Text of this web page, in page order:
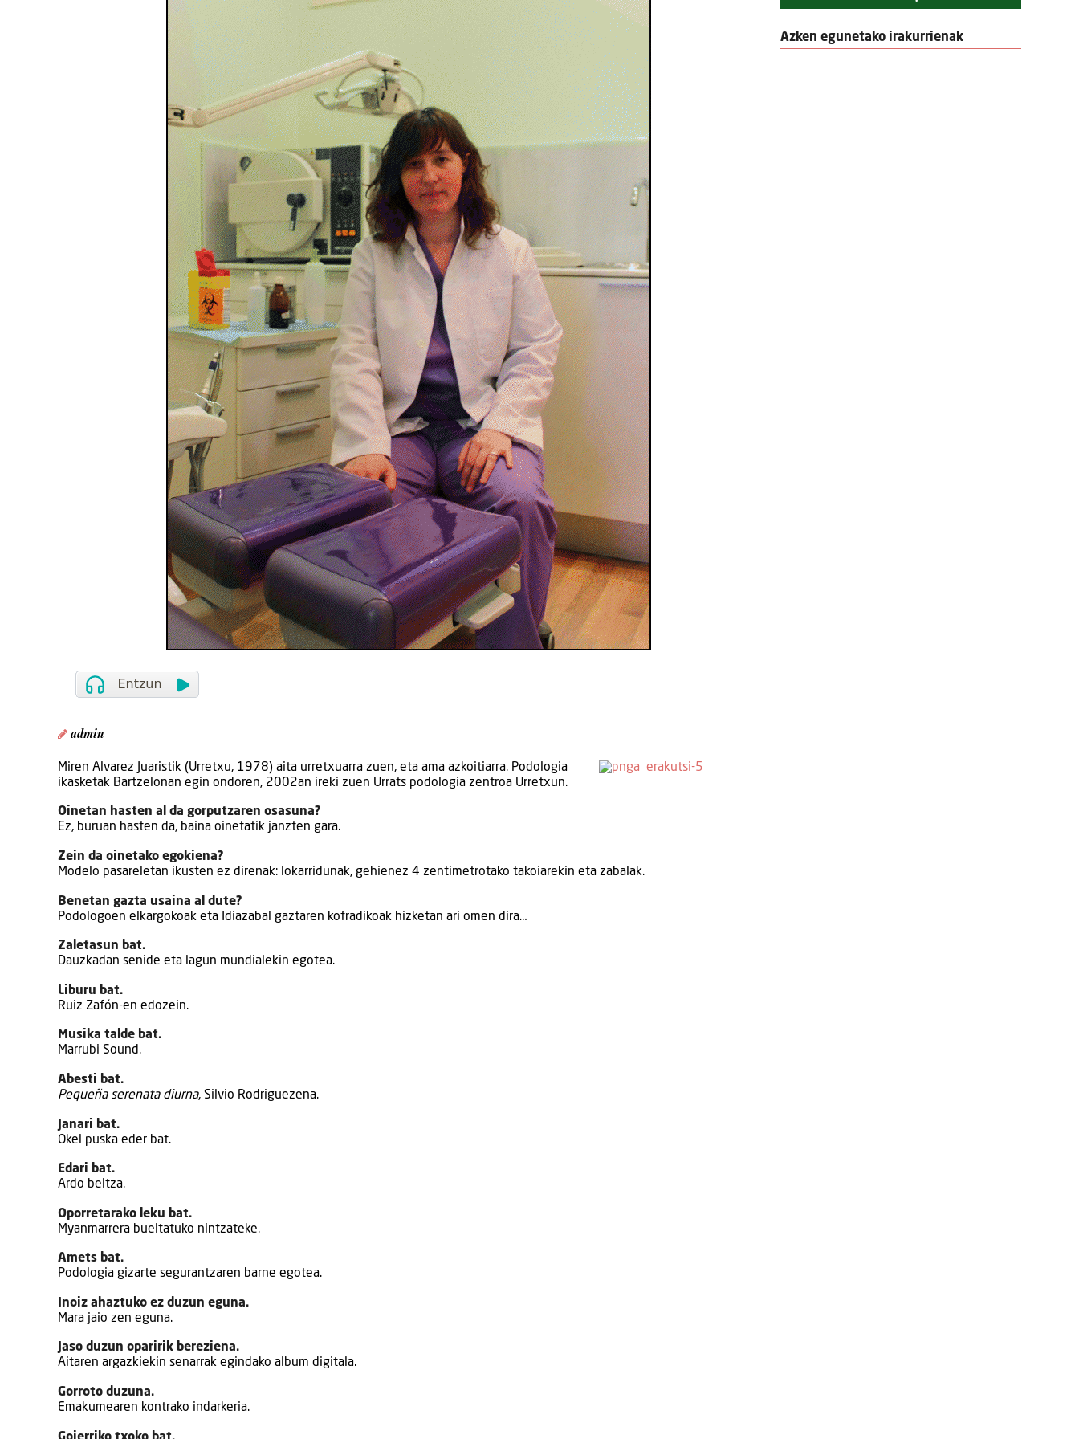
admin
Miren Alvarez Juaristik (Urretxu, 1978) aita urretxuarra zuen, eta ama azkoitiarra. Podologia
ikasketak Bartzelonan egin ondoren, 2002an ireki zuen Urrats podologia zentroa Urretxun.
Oinetan hasten al da gorputzaren osasuna?
Ez, buruan hasten da, baina oinetatik janzten gara.
Zein da oinetako egokiena?
Modelo pasareletan ikusten ez direnak: lokarridunak, gehienez 4 zentimetrotako takoiarekin eta zabalak.
Benetan gazta usaina al dute?
Podologoen elkargokoak eta Idiazabal gaztaren kofradikoak hizketan ari omen dira…
Zaletasun bat.
Dauzkadan senide eta lagun mundialekin egotea.
Liburu bat.
Ruiz Zafón-en edozein.
Musika talde bat.
Marrubi Sound.
Abesti bat.
Pequeña serenata diurna, Silvio Rodriguezena.
Janari bat.
Okel puska eder bat.
Edari bat.
Ardo beltza.
Oporretarako leku bat.
Myanmarrera bueltatuko nintzateke.
Amets bat.
Podologia gizarte segurantzaren barne egotea.
Inoiz ahaztuko ez duzun eguna.
Mara jaio zen eguna.
Jaso duzun oparirik bereziena.
Aitaren argazkiekin senarrak egindako album digitala.
Gorroto duzuna.
Emakumearen kontrako indarkeria.
Azken egunetako irakurrienak